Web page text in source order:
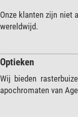
Onze klanten zijn niet
wereldwijd.
Optieken
Wij bieden
apochromaten van